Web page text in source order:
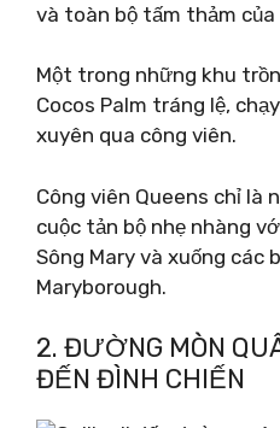
và toàn bộ tấm thảm
Một trong những khu
Cocos Palm tráng lệ,
xuyên qua công viên.
Công viên Queens chỉ là
cuộc tản bộ nhẹ nhàng
Sông Mary và xuống các
Maryborough.
2. ĐƯỜNG MÒN
ĐẾN ĐÌNH CHIẾN